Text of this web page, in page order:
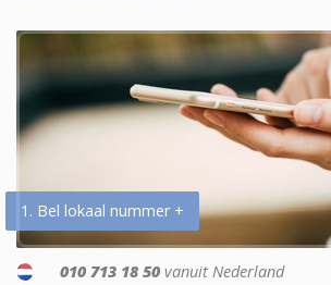
1. Bel lokaal nummer +
010 713 18 50 vanuit Nederland